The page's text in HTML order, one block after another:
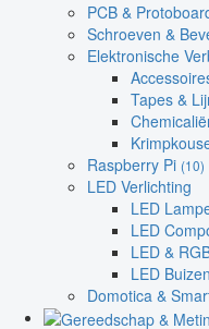
PCB &
Schroeven &
Elektronische
Tapes &
Raspberry Pi (10)
LED Verlichting
LED
LED
LED &
LED Buizen
Domotica &